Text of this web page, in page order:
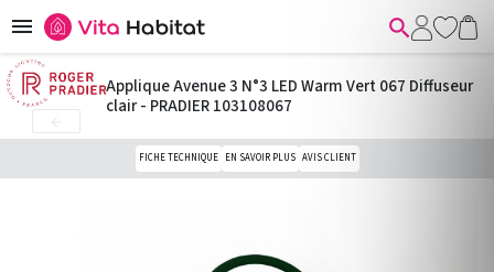
 
Applique Avenue 3 N°3 LED Warm Vert 067 Diffuseur
clair - PRADIER 103108067
FICHE TECHNIQUE EN SAVOIR PLUS AVIS CLIENT